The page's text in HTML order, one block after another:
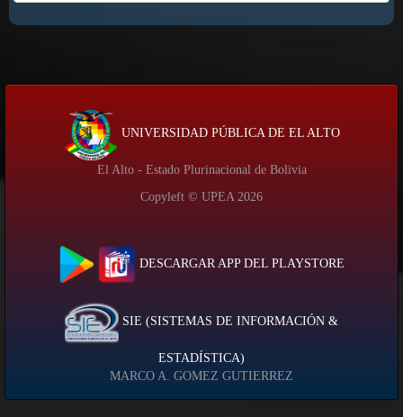
UNIVERSIDAD PÚBLICA DE EL ALTO
El Alto - Estado Plurinacional de Bolivia
Copyleft © UPEA 2026
DESCARGAR APP DEL PLAYSTORE
SIE (SISTEMAS DE INFORMACIÓN &
ESTADÍSTICA)
MARCO A. GOMEZ GUTIERREZ